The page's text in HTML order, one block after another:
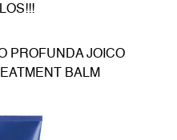
PROFUNDA JOICO
BALM